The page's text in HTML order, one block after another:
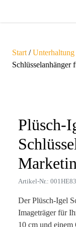
Start /
Plüsch-
Artikel-Nr.:
Der Plüsch-Igel
Imageträger für
10 cm und